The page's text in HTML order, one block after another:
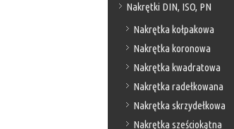
Nakrętki DIN, ISO, PN
Nakrętka kołpakowa
Nakrętka koronowa
Nakrętka kwadratowa
Nakrętka radełkowana
Nakrętka skrzydełkowa
Nakrętka sześciokątna